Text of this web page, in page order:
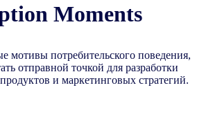
Moments
мотивы потребительского поведения,
отправной точкой для разработки
и маркетинговых стратегий.